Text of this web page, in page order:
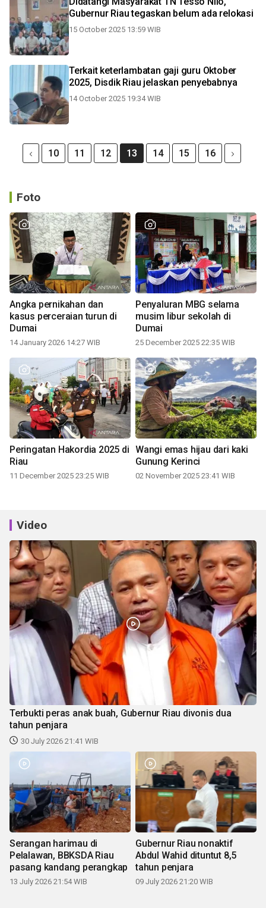
Gubernur Riau tegaskan belum ada relokasi
15 October 2025 13:59 WIB
Terkait keterlambatan gaji guru Oktober
2025, Disdik Riau jelaskan penyebabnya
14 October 2025 19:34 WIB
10 11 12 13 14 15 16
Foto
Angka pernikahan dan
kasus perceraian turun di
Dumai
14 January 2026 14:27 WIB
Penyaluran MBG selama
musim libur sekolah di
Dumai
25 December 2025 22:35 WIB
Peringatan Hakordia 2025 di
Riau
11 December 2025 23:25 WIB
Wangi emas hijau dari kaki
Gunung Kerinci
02 November 2025 23:41 WIB
Video
Terbukti peras anak buah, Gubernur Riau divonis dua
tahun penjara
30 July 2026 21:41 WIB
Serangan harimau di
Pelalawan, BBKSDA Riau
pasang kandang perangkap
13 July 2026 21:54 WIB
Gubernur Riau nonaktif
Abdul Wahid dituntut 8,5
tahun penjara
09 July 2026 21:20 WIB